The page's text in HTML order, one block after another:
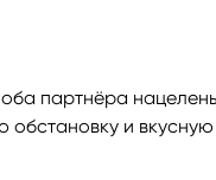
партнёра
обстановку и вкусную